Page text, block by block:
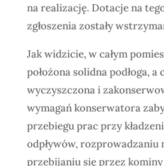
na realizację. Dotacje na
zgłoszenia zostały
Jak widzicie, w całym
położona solidna podłoga, a
wyczyszczona i
wymagań konserwatora
przebiegu prac przy
odpływów, rozprowadzaniu
przebijaniu się przez